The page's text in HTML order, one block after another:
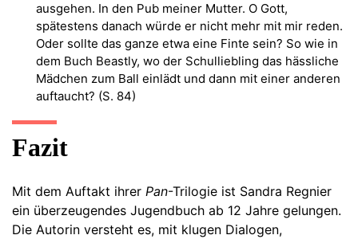
ausgehen. In den Pub meiner Mutter. O Gott,
spätestens danach würde er nicht mehr mit mir reden.
Oder sollte das ganze etwa eine Finte sein? So wie in
dem Buch Beastly, wo der Schulliebling das hässliche
Mädchen zum Ball einlädt und dann mit einer anderen
auftaucht? (S. 84)
Fazit
Mit dem Auftakt ihrer Pan-Trilogie ist Sandra Regnier
ein überzeugendes Jugendbuch ab 12 Jahre gelungen.
Die Autorin versteht es, mit klugen Dialogen,